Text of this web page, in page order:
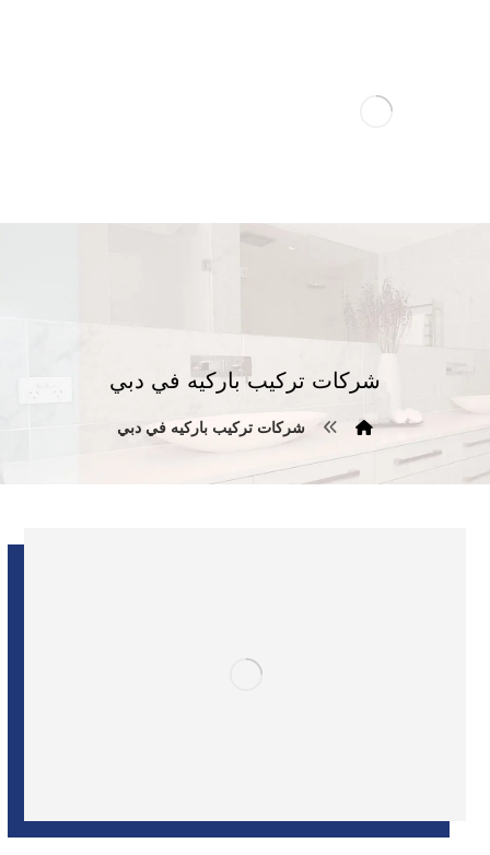
شركات تركيب باركيه في دبي
شركات تركيب باركيه في دبي